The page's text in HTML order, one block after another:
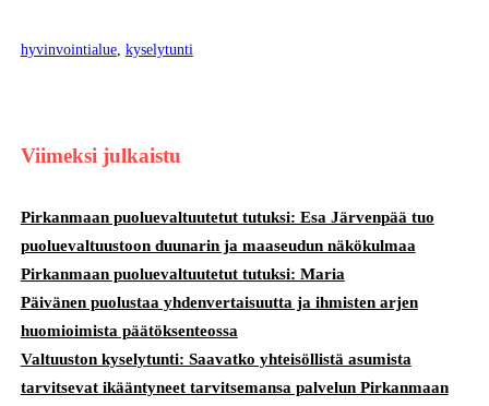
hyvinvointialue, kyselytunti
Viimeksi julkaistu
Pirkanmaan puoluevaltuutetut tutuksi: Esa Järvenpää tuo
puoluevaltuustoon duunarin ja maaseudun näkökulmaa
Pirkanmaan puoluevaltuutetut tutuksi: Maria
Päivänen puolustaa yhdenvertaisuutta ja ihmisten arjen
huomioimista päätöksenteossa
Valtuuston kyselytunti: Saavatko yhteisöllistä asumista
tarvitsevat ikääntyneet tarvitsemansa palvelun Pirkanmaan